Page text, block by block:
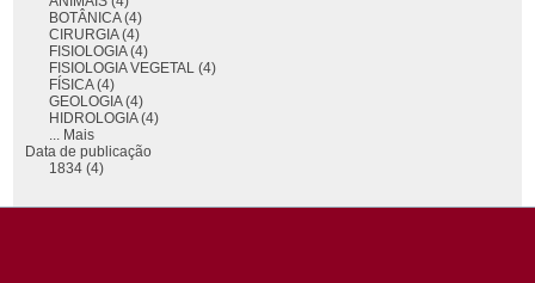
BOTÂNICA (4)
CIRURGIA (4)
FISIOLOGIA (4)
FISIOLOGIA VEGETAL (4)
FÍSICA (4)
GEOLOGIA (4)
HIDROLOGIA (4)
... Mais
Data de publicação
1834 (4)